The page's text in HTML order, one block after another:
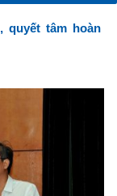
quyết tâm hoàn